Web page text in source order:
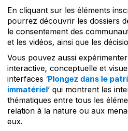
En cliquant sur les éléments
pourrez découvrir les dossiers
le consentement des
et les vidéos, ainsi que les
Vous pouvez aussi
interactive, conceptuelle et
interfaces ‘Plongez dans le
immatériel’ qui montrent les
thématiques entre tous les
relation à la nature ou aux
eux.